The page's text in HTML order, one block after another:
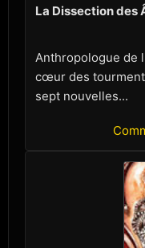
La Dissection des
Anthropologue de
cœur des
sept nouvelles...